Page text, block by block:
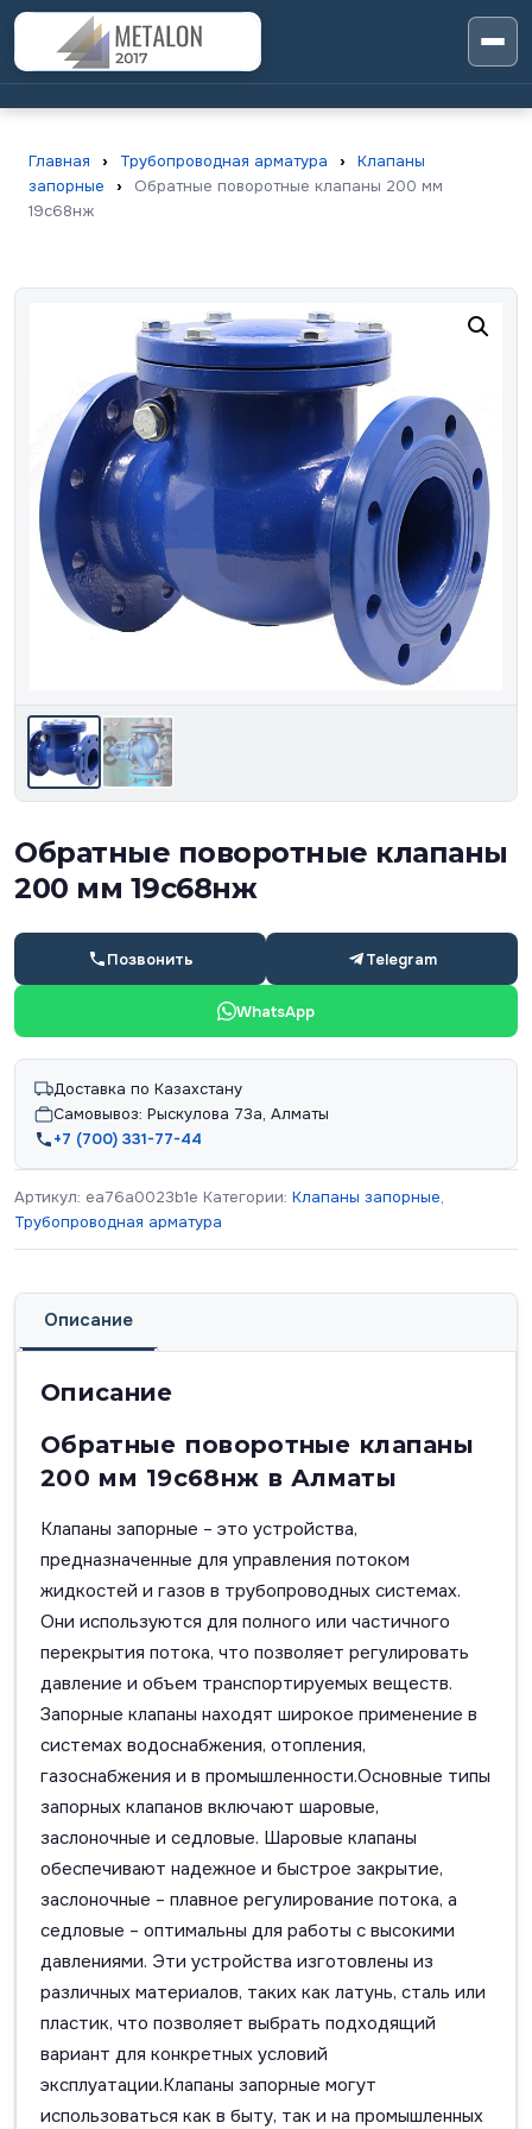
Главная › Трубопроводная арматура ›
Клапаны
запорные
›
Обратные поворотные клапаны 200 мм
19с68нж
Обратные поворотные клапаны
200 мм 19с68нж
Позвонить Telegram
WhatsApp
Доставка по Казахстану
Самовывоз: Рыскулова 73а, Алматы
+7 (700) 331-77-44
Артикул: ea76a0023b1e Категории: Клапаны запорные,
Трубопроводная арматура
Описание
Описание
Обратные поворотные клапаны
200 мм 19с68нж в Алматы
Клапаны запорные – это устройства,
предназначенные для управления потоком
жидкостей и газов в трубопроводных системах.
Они используются для полного или частичного
перекрытия потока, что позволяет регулировать
давление и объем транспортируемых веществ.
Запорные клапаны находят широкое применение в
системах водоснабжения, отопления,
газоснабжения и в промышленности.Основные типы
запорных клапанов включают шаровые,
заслоночные и седловые. Шаровые клапаны
обеспечивают надежное и быстрое закрытие,
заслоночные – плавное регулирование потока, а
седловые – оптимальны для работы с высокими
давлениями. Эти устройства изготовлены из
различных материалов, таких как латунь, сталь или
пластик, что позволяет выбрать подходящий
вариант для конкретных условий
эксплуатации.Клапаны запорные могут
использоваться как в быту, так и на промышленных